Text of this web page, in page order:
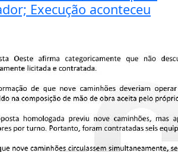
Execução aconteceu